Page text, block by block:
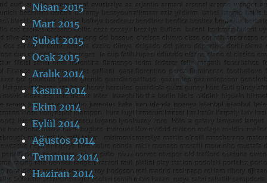
Nisan 2015
Mart 2015
Şubat 2015
Ocak 2015
Aralık 2014
Kasım 2014
Ekim 2014
Eylül 2014
Ağustos 2014
Temmuz 2014
Haziran 2014